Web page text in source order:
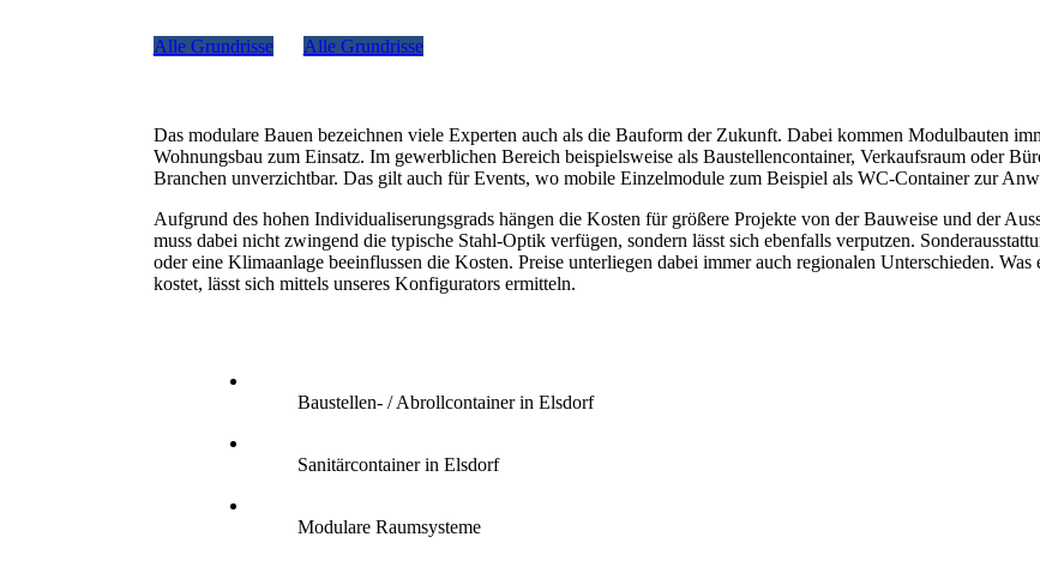
Alle Grundrisse Alle Grundrisse
Das modulare Bauen bezeichnen viele Experten auch als die Bauform der Zukunft. Dabei kommen Modulbauten
Wohnungsbau zum Einsatz. Im gewerblichen Bereich beispielsweise als Baustellencontainer, Verkaufsraum oder
Branchen unverzichtbar. Das gilt auch für Events, wo mobile Einzelmodule zum Beispiel als WC-Container zur
Aufgrund des hohen Individualiserungsgrads hängen die Kosten für größere Projekte von der Bauweise und der
muss dabei nicht zwingend die typische Stahl-Optik verfügen, sondern lässt sich ebenfalls verputzen.
oder eine Klimaanlage beeinflussen die Kosten. Preise unterliegen dabei immer auch regionalen Unterschieden.
kostet, lässt sich mittels unseres Konfigurators ermitteln.
Baustellen- / Abrollcontainer in Elsdorf
Sanitärcontainer in Elsdorf
Modulare Raumsysteme